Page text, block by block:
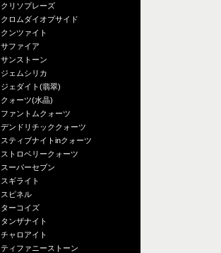
クリソプレーズ
クロムダイオプサイド
クンツァイト
サファイア
サンストーン
ジェムシリカ
ジェダイト(翡翠)
クォーツ(水晶)
ファントムクォーツ
デンドリチッククォーツ
スティブナイトinクォーツ
ストロベリークォーツ
スーパーセブン
スギライト
スピネル
ターコイズ
タンザナイト
チャロアイト
ティファニーストーン